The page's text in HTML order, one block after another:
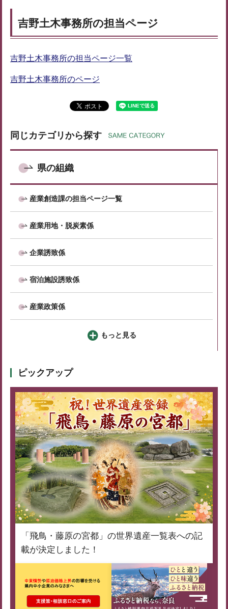
吉野土木事務所の担当ページ
吉野土木事務所の担当ページ一覧
吉野土木事務所のページ
同じカテゴリから探す
県の組織
産業創造課の担当ページ一覧
産業用地・脱炭素係
企業誘致係
宿泊施設誘致係
産業政策係
もっと見る
ピックアップ
「飛鳥・藤原の宮都」の世界遺産一覧表への記
載が決定しました！